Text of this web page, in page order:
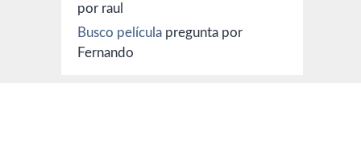
por raul
Busco película pregunta por
Fernando